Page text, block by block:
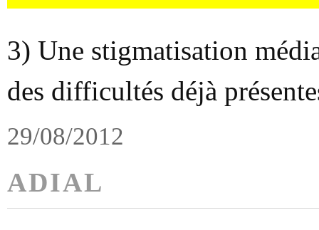
3) Une stigmatisation
des difficultés déjà
29/08/2012
ADIAL